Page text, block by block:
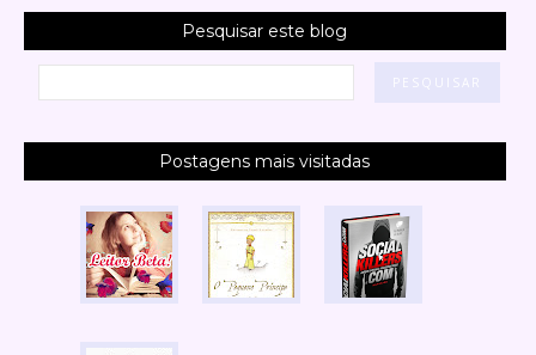
Pesquisar este blog
Postagens mais visitadas